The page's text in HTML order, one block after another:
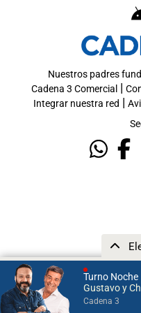
Turno Noche
Gustavo y
Cadena 3
Nuestros padres
Cadena 3 Comercial |
Integrar nuestra red |